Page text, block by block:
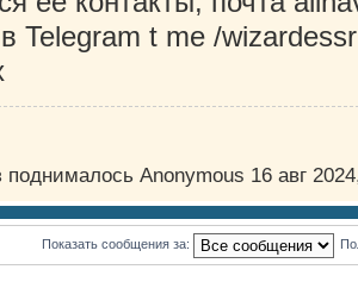
Telegram t me /
Anonymous 16 авг
Показать сообщения за: